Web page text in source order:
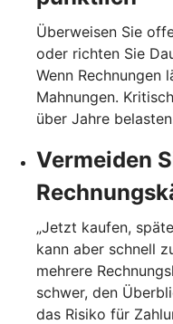
Überweisen Sie
oder richten Sie
Wenn Rechnungen
Mahnungen.
über Jahre
Vermeiden
„Jetzt kaufen,
kann aber schnell
mehrere
schwer, den
das Risiko für